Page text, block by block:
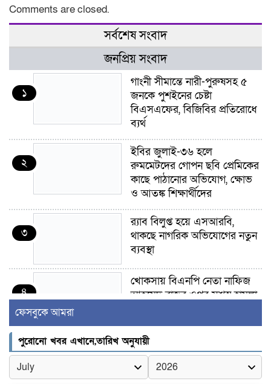
Comments are closed.
সর্বশেষ সংবাদ
জনপ্রিয় সংবাদ
১
গাংনী সীমান্তে নারী-পুরুষসহ ৫
জনকে পুশইনের চেষ্টা
বিএসএফের, বিজিবির প্রতিরোধে
ব্যর্থ
২
ইবির জুলাই-৩৬ হলে
রুমমেটদের গোপন ছবি প্রেমিকের
কাছে পাঠানোর অভিযোগ, ক্ষোভ
ও আতঙ্ক শিক্ষার্থীদের
৩
র‍্যাব বিলুপ্ত হয়ে এসআরবি,
থাকছে নাগরিক অভিযোগের নতুন
ব্যবস্থা
৪
খোকসায় বিএনপি নেতা নাফিজ
আহমেদ রাজুর ওপর সশস্ত্র হামলা,
৫
সাঈদীর ছবিতে জুতা
নিক্ষেপকারীরা ‘জারজ সন্তান’:
আমির হামজা
ফেসবুকে আমরা
পুরোনো খবর এখানে,তারিখ অনুযায়ী